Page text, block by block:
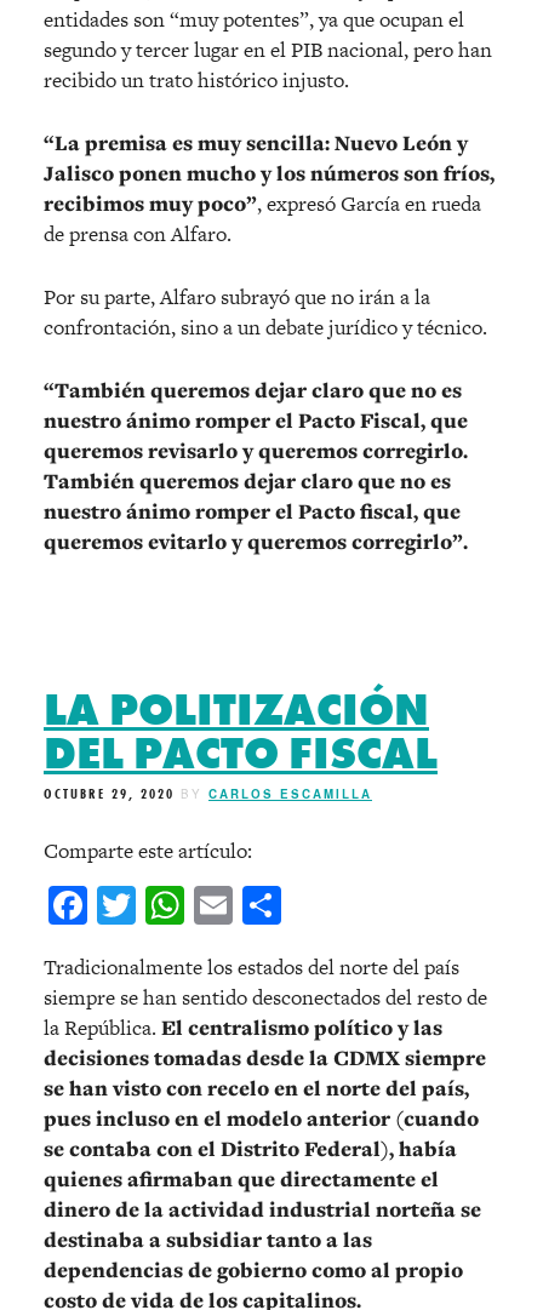
entidades son “muy potentes”, ya que ocupan el
segundo y tercer lugar en el PIB nacional, pero han
recibido un trato histórico injusto.
“La premisa es muy sencilla: Nuevo León y
Jalisco ponen mucho y los números son fríos,
recibimos muy poco”, expresó García en rueda
de prensa con Alfaro.
Por su parte, Alfaro subrayó que no irán a la
confrontación, sino a un debate jurídico y técnico.
“También queremos dejar claro que no es
nuestro ánimo romper el Pacto Fiscal, que
queremos revisarlo y queremos corregirlo.
También queremos dejar claro que no es
nuestro ánimo romper el Pacto fiscal, que
queremos evitarlo y queremos corregirlo”.
LA POLITIZACIÓN
DEL PACTO FISCAL
OCTUBRE 29, 2020 BY CARLOS ESCAMILLA
Comparte este artículo:
Facebook
Twitter
WhatsApp
Email
Tradicionalmente los estados del norte del país
siempre se han sentido desconectados del resto de
la República. El centralismo político y las
decisiones tomadas desde la CDMX siempre
se han visto con recelo en el norte del país,
pues incluso en el modelo anterior (cuando
se contaba con el Distrito Federal), había
quienes afirmaban que directamente el
dinero de la actividad industrial norteña se
destinaba a subsidiar tanto a las
dependencias de gobierno como al propio
costo de vida de los capitalinos.